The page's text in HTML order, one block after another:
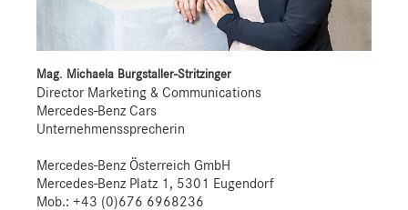
Mag. Michaela Burgstaller-Stritzinger
Director Marketing & Communications
Mercedes-Benz Cars
Unternehmenssprecherin
Mercedes-Benz Österreich GmbH
Mercedes-Benz Platz 1, 5301 Eugendorf
Mob.: +43 (0)676 6968236